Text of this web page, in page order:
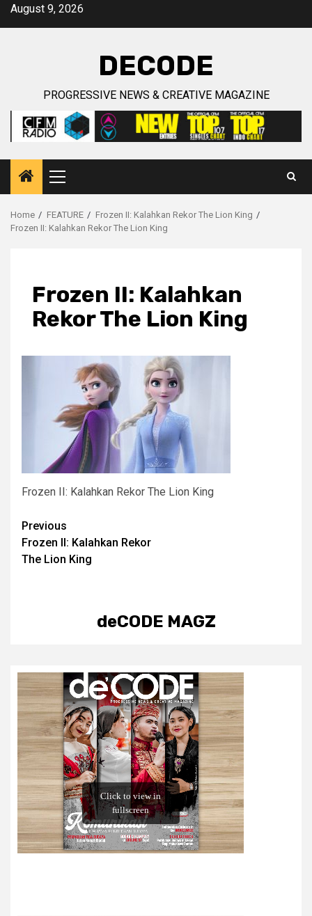
SkipAugust 9, 2026
DECODE
PROGRESSIVE NEWS & CREATIVE MAGAZINE
Primary
Menu
Home FEATURE
Frozen II: Kalahkan Rekor The Lion King
Frozen II: Kalahkan Rekor The Lion King
Frozen II: Kalahkan
Rekor The Lion King
Frozen II: Kalahkan Rekor The Lion King
Post
navigation
Previous
Frozen II: Kalahkan Rekor
The Lion King
deCODE MAGZ